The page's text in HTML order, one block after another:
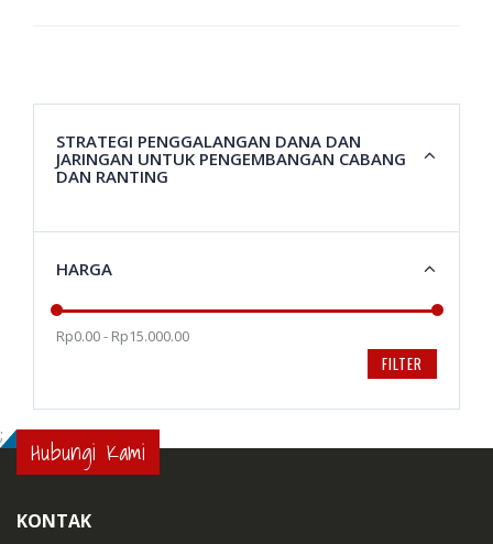
STRATEGI PENGGALANGAN DANA DAN
JARINGAN UNTUK PENGEMBANGAN CABANG
DAN RANTING
HARGA
Rp0.00 - Rp15.000.00
FILTER
; Hubungi Kami
KONTAK